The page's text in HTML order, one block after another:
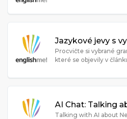
Jazykové jevy s
Procvičte si vybrané
které se objevily v
AI Chat: Talking
Talking with AI about